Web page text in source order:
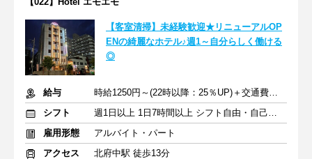
【客室清掃】未経験歓迎★リニューアルOP
ENの綺麗なホテル♪週1～自分らしく働ける
◎
給与
時給1250円～(22時以降：25％UP)＋交通費全額
シフト
週1日以上 1日7時間以上 シフト自由・自己申告
雇用形態
アルバイト・パート
アクセス
北府中駅 徒歩13分